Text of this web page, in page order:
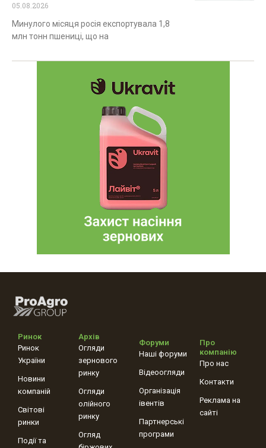
05.08.2026
Минулого місяця росія експортувала 1,8
млн тонн пшениці, що на
Ринок
Ринок
України
Новини
компаній
Світові
ринки
Події та
Архів
Огляди
зернового
ринку
Огляди
олійного
ринку
Огляд
Форуми
Наші форуми
Відеоогляди
Організація
івентів
Партнерські
програми
Про
компанію
Про нас
Контакти
Реклама на
сайті